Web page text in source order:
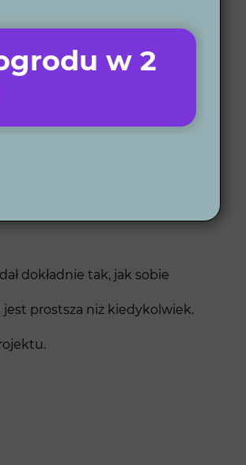
wiedzę z nowoczesnymi
funkcjonalne i łatwe w
dokładnie tak, jak sobie
prostsza niż kiedykolwiek.
w 2